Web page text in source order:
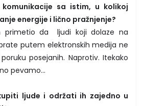
sa istim, u kolikoj
energije i lično pražnjenje?
da ljudi koji dolaze na
putem elektronskih medija ne
posejanih. Naprotiv. Itekako
pevamo...
ljude i održati ih zajedno u